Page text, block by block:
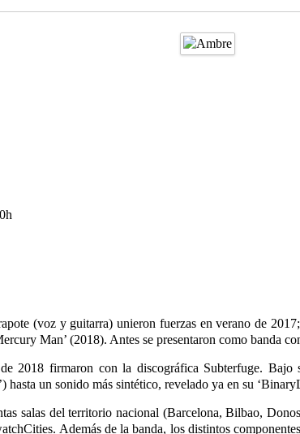
(voz y guitarra) unieron fuerzas en verano de
Man’ (2018). Antes se presentaron como banda
2018 firmaron con la discográfica Subterfuge.
un sonido más sintético, revelado ya en su
salas del territorio nacional (Barcelona, Bilbao,
Además de la banda, los distintos